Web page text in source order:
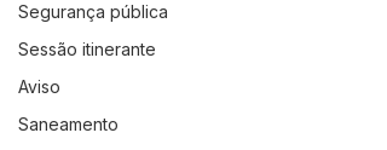
Segurança pública
Sessão itinerante
Aviso
Saneamento